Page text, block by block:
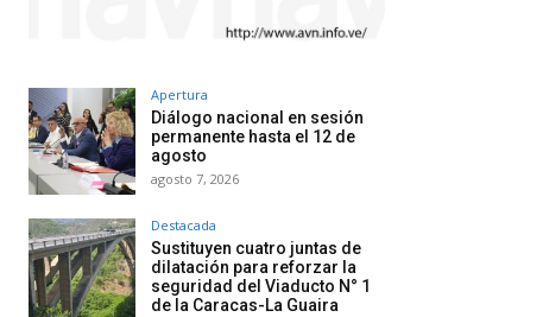
Apertura
Diálogo nacional en sesión
permanente hasta el 12 de
agosto
agosto 7, 2026
Destacada
Sustituyen cuatro juntas de
dilatación para reforzar la
seguridad del Viaducto N° 1
de la Caracas-La Guaira